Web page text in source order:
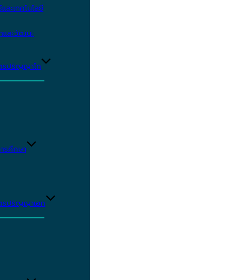
ะเทคโนโลยี
และวัฒนะ
รปริญญาโท
รศึกษา
รปริญญาเอก